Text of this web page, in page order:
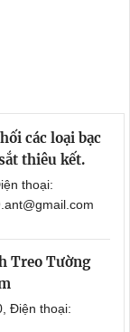
các loại bạc
thiêu kết.
thoại:
Treo Tường
Điện thoại: